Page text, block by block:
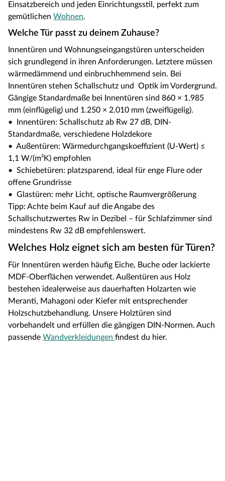
Einsatzbereich und jeden Einrichtungsstil, perfekt zum
gemütlichen Wohnen.
Welche Tür passt zu deinem Zuhause?
Innentüren und Wohnungseingangstüren unterscheiden
sich grundlegend in ihren Anforderungen. Letztere müssen
wärmedämmend und einbruchhemmend sein. Bei
Innentüren stehen Schallschutz und Optik im Vordergrund.
Gängige Standardmaße bei Innentüren sind 860 × 1.985
mm (einflügelig) und 1.250 × 2.010 mm (zweiflügelig).
• Innentüren: Schallschutz ab Rw 27 dB, DIN-
Standardmaße, verschiedene Holzdekore
• Außentüren: Wärmedurchgangskoeffizient (U-Wert) ≤
1,1 W/(m²K) empfohlen
• Schiebetüren: platzsparend, ideal für enge Flure oder
offene Grundrisse
• Glastüren: mehr Licht, optische Raumvergrößerung
Tipp: Achte beim Kauf auf die Angabe des
Schallschutzwertes Rw in Dezibel – für Schlafzimmer sind
mindestens Rw 32 dB empfehlenswert.
Welches Holz eignet sich am besten für Türen?
Für Innentüren werden häufig Eiche, Buche oder lackierte
MDF-Oberflächen verwendet. Außentüren aus Holz
bestehen idealerweise aus dauerhaften Holzarten wie
Meranti, Mahagoni oder Kiefer mit entsprechender
Holzschutzbehandlung. Unsere Holztüren sind
vorbehandelt und erfüllen die gängigen DIN-Normen. Auch
passende Wandverkleidungen findest du hier.